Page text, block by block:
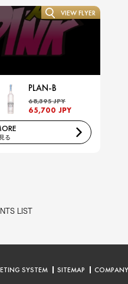
VIEW FLYER
PLAN-B
68,395 JPY
65,700 JPY
る
LIST
SYSTEM SITEMAP COMPANY